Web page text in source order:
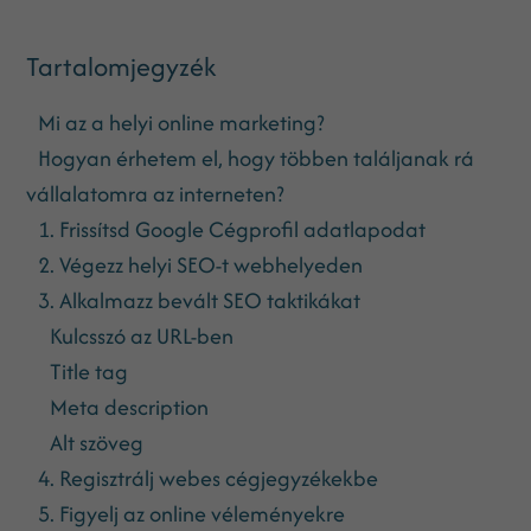
Tartalomjegyzék
Mi az a helyi online marketing?
Hogyan érhetem el, hogy többen találjanak rá
vállalatomra az interneten?
1. Frissítsd Google Cégprofil adatlapodat
2. Végezz helyi SEO-t webhelyeden
3. Alkalmazz bevált SEO taktikákat
Kulcsszó az URL-ben
Title tag
Meta description
Alt szöveg
4. Regisztrálj webes cégjegyzékekbe
5. Figyelj az online véleményekre